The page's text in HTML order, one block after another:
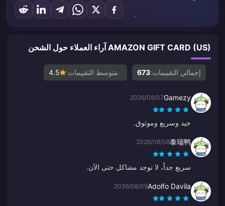
AMAZON GIFT CARD (US) آراء العملاء حول الشحن
إجمالي التقييمات:673 متوسط التقييمات 4.5
Gamezy
2026/08/07
جيد وسريع وموثوق.
泰瑞鸭
2026/08/08
سريع جداً، لا توجد مشاكل حتى الآن.
Adolfo Davila
2026/08/09